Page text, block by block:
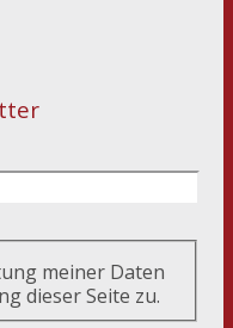
meiner Daten
dieser Seite zu.